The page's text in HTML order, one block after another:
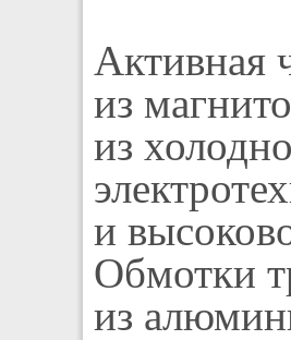
Активная
из
из
и
Обмотки
из